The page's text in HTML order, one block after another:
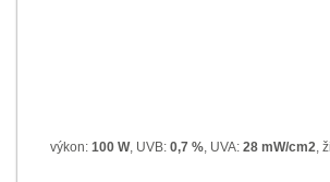
výkon: 100 W, UVB: 0,7 %, UVA: 28 mW/cm2,